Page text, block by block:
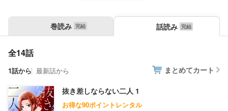
巻読み 話読み
全14話
1話から 最新話から まとめてカート
抜き差しならない二人 1
お得な90ポイントレンタル